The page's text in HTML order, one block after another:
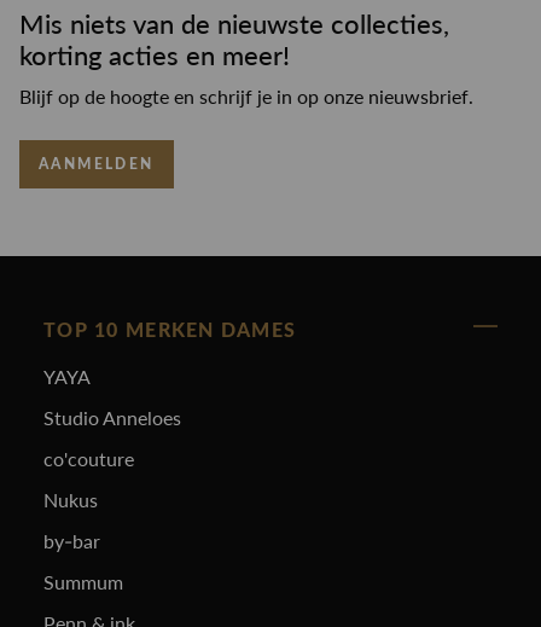
Mis niets van de nieuwste collecties,
korting acties en meer!
Blijf op de hoogte en schrijf je in op onze nieuwsbrief.
AANMELDEN
TOP 10 MERKEN DAMES
YAYA
Studio Anneloes
co'couture
Nukus
by-bar
Summum